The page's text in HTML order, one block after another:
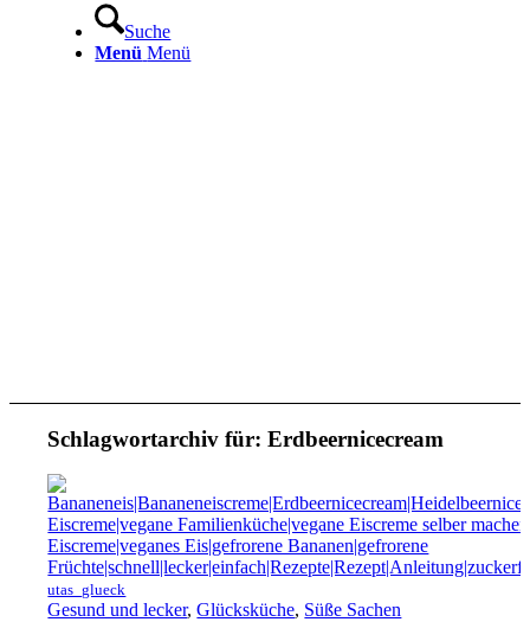
Suche
Menü Menü
Schlagwortarchiv für:Erdbeernicecream
utas_glueck
Gesund und lecker,Glücksküche, Süße Sachen